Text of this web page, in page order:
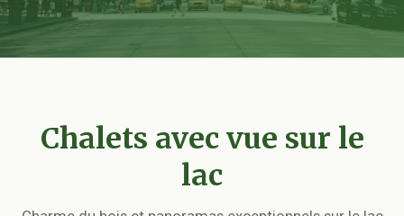
Chalets avec vue sur le
lac